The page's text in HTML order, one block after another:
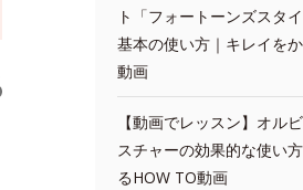
ト「フォートーンズスタ
基本の使い方｜キレイを
動画
【動画でレッスン】オル
スチャーの効果的な使い
るHOW TO動画